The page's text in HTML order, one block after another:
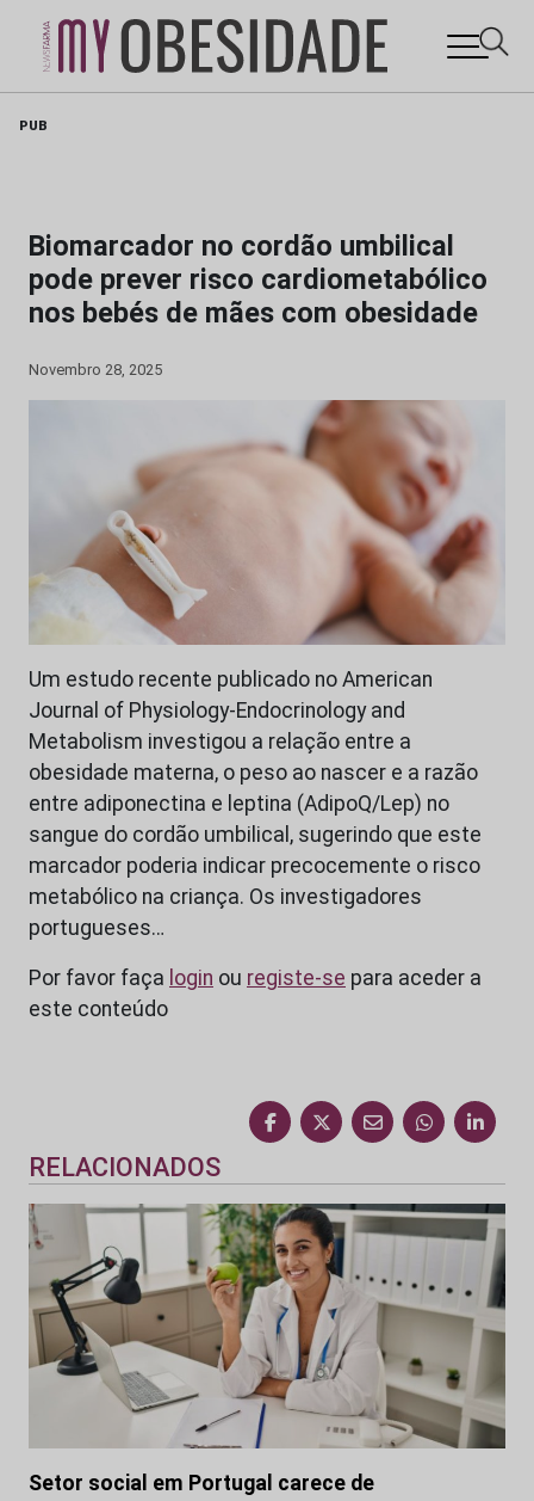
PUB
Biomarcador no cordão umbilical
pode prever risco cardiometabólico
nos bebés de mães com obesidade
Novembro 28, 2025
Um estudo recente publicado no American
Journal of Physiology‑Endocrinology and
Metabolism investigou a relação entre a
obesidade materna, o peso ao nascer e a razão
entre adiponectina e leptina (AdipoQ/Lep) no
sangue do cordão umbilical, sugerindo que este
marcador poderia indicar precocemente o risco
metabólico na criança. Os investigadores
portugueses…
Por favor faça login ou registe-se para aceder a
este conteúdo
RELACIONADOS
Setor social em Portugal carece de